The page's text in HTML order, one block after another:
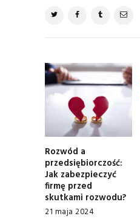
WPISU
Previous
post:
Rozwód a
przedsiębiorczość:
Jak zabezpieczyć
firmę przed
skutkami rozwodu?
21 maja 2024